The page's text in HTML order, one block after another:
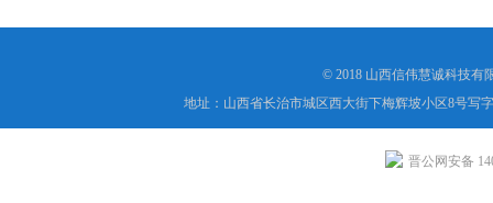
© 2018 山西信伟慧诚科技有
地址：山西省长治市城区西大街下梅辉坡小区8号写
晋公网安备